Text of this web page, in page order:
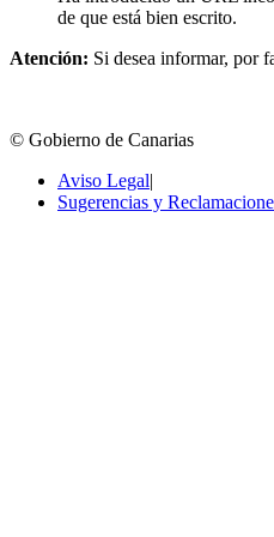
de que está bien escrito.
Atención: Si desea informar, por
© Gobierno de Canarias
Aviso Legal|
Sugerencias y